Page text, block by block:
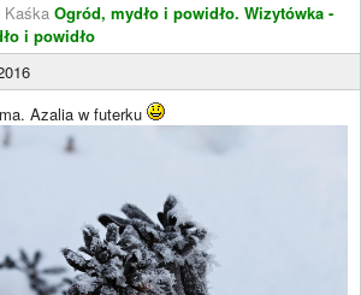
Kaśka Ogród, mydło i powidło. Wizytówka -
i powidło
Azalia w futerku